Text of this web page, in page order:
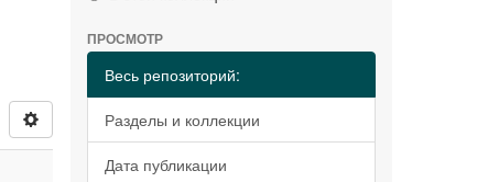
ПРОСМОТР
Весь репозиторий:
Разделы и коллекции
Дата публикации